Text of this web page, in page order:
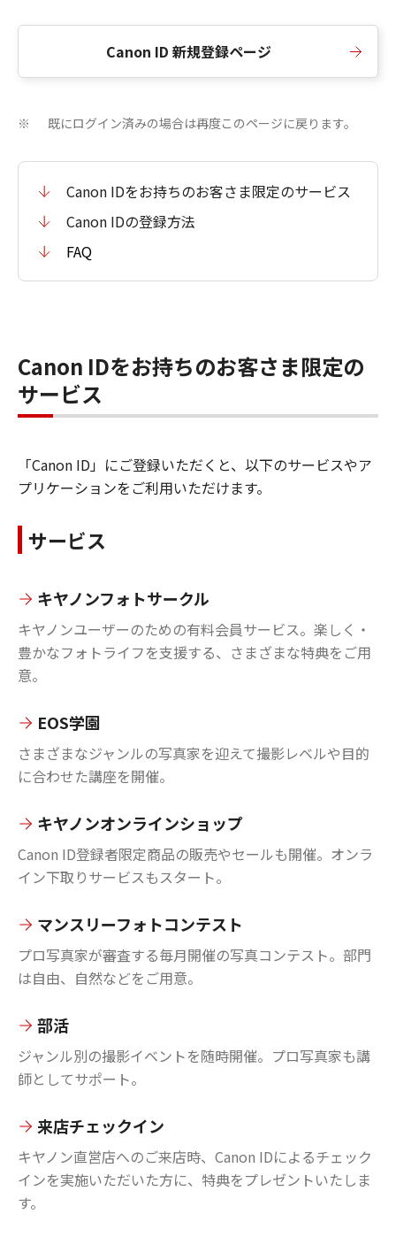
Canon ID 新規登録ページ
※ 既にログイン済みの場合は再度このページに戻ります。
Canon IDをお持ちのお客さま限定のサービス
Canon IDの登録方法
FAQ
Canon IDをお持ちのお客さま限定の
サービス
「Canon ID」にご登録いただくと、以下のサービスやア
プリケーションをご利用いただけます。
サービス
キヤノンフォトサークル
キヤノンユーザーのための有料会員サービス。楽しく・
豊かなフォトライフを支援する、さまざまな特典をご用
意。
EOS学園
さまざまなジャンルの写真家を迎えて撮影レベルや目的
に合わせた講座を開催。
キヤノンオンラインショップ
Canon ID登録者限定商品の販売やセールも開催。オンラ
イン下取りサービスもスタート。
マンスリーフォトコンテスト
プロ写真家が審査する毎月開催の写真コンテスト。部門
は自由、自然などをご用意。
部活
ジャンル別の撮影イベントを随時開催。プロ写真家も講
師としてサポート。
来店チェックイン
キヤノン直営店へのご来店時、Canon IDによるチェック
インを実施いただいた方に、特典をプレゼントいたしま
す。